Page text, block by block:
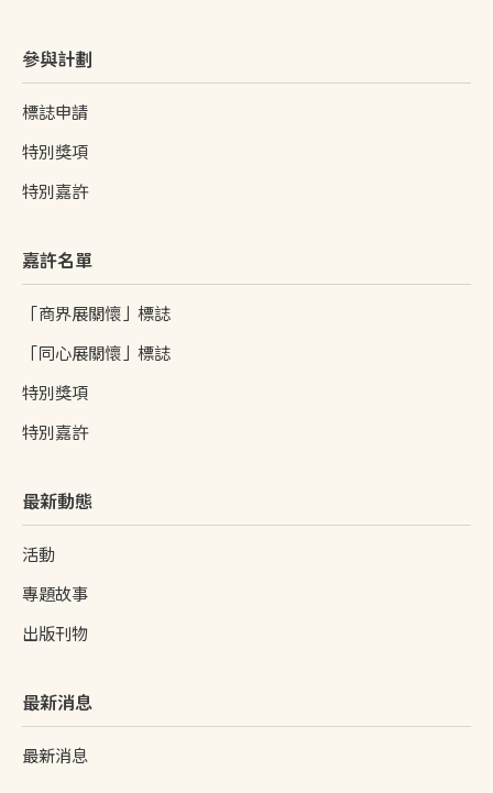
參與計劃
標誌申請
特別獎項
特別嘉許
嘉許名單
「商界展關懷」標誌
「同心展關懷」標誌
特別獎項
特別嘉許
最新動態
活動
專題故事
出版刊物
最新消息
最新消息